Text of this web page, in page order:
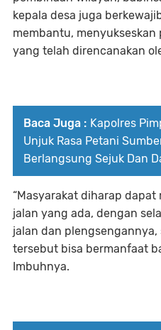
kepala desa juga
membantu,
yang telah direncanakan
Baca Juga : Kapolres
Unjuk Rasa Petani
Berlangsung Sejuk Dan
“Masyarakat diharap
jalan yang ada, dengan
jalan dan
tersebut bisa bermanfaat
Imbuhnya.